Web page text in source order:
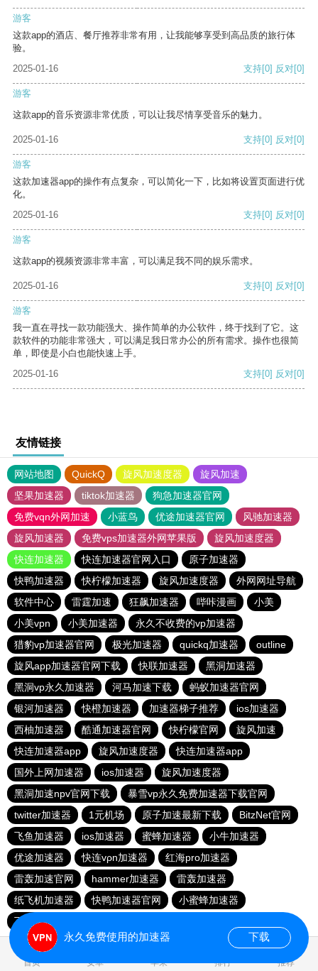
游客
这款app的酒店、餐厅推荐非常有用，让我能够享受到高品质的旅行体
验。
2025-01-16
支持[0] 反对[0]
游客
这款app的音乐资源非常优质，可以让我尽情享受音乐的魅力。
2025-01-16 支持[0] 反对[0]
游客
这款加速器app的操作有点复杂，可以简化一下，比如将设置页面进行优
化。
2025-01-16
支持[0] 反对[0]
游客
这款app的视频资源非常丰富，可以满足我不同的娱乐需求。
2025-01-16 支持[0] 反对[0]
游客
我一直在寻找一款功能强大、操作简单的办公软件，终于找到了它。这
款软件的功能非常强大，可以满足我日常办公的所有需求。操作也很简
单，即使是小白也能快速上手。
2025-01-16
支持[0] 反对[0]
友情链接
网站地图 QuickQ 旋风加速度器
旋风加速
坚果加速器
tiktok加速器
狗急加速器官网
免费vqn外网加速
小蓝鸟 优途加速器官网
风驰加速器
旋风加速器
免费vps加速器外网苹果版
旋风加速度器
快连加速器
快连加速器官网入口
原子加速器
快鸭加速器
快柠檬加速器 旋风加速度器
外网网址导航
软件中心
雷霆加速 狂飙加速器 哔咔漫画
小美
小美vpn
小美加速器
永久不收费的vp加速器
猎豹vp加速器官网
极光加速器 quickq加速器
outline
旋风app加速器官网下载
快联加速器
黑洞加速器
黑洞vp永久加速器
河马加速下载
蚂蚁加速器官网
银河加速器
快橙加速器 加速器梯子推荐
ios加速器
西柚加速器
酷通加速器官网 快柠檬官网
旋风加速
快连加速器app
旋风加速度器
快连加速器app
国外上网加速器
ios加速器
旋风加速度器
黑洞加速npv官网下载
暴雪vp永久免费加速器下载官网
twitter加速器
1元机场 原子加速最新下载
BitzNet官网
飞鱼加速器
ios加速器 蜜蜂加速器
小牛加速器
优途加速器
快连vρn加速器
红海pro加速器
雷轰加速官网
hammer加速器
雷轰加速器
纸飞机加速器
快鸭加速器官网
小蜜蜂加速器
飞跃加速器
首页 安卓 苹果 排行 推荐
永久免费使用的加速器 下载
0.030054s